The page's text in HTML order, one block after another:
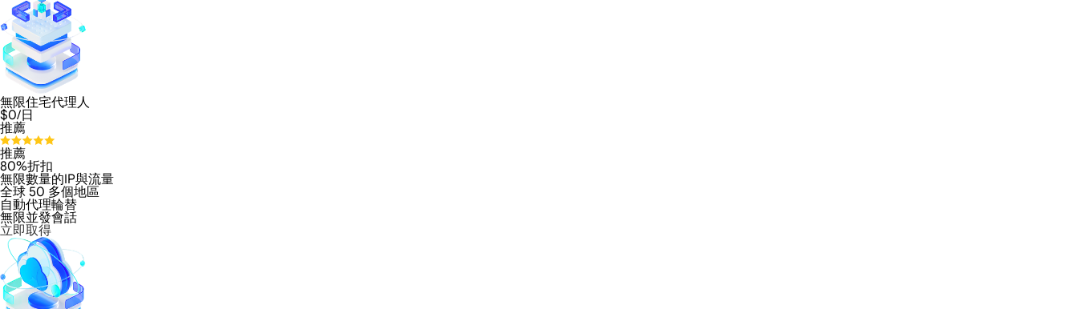
無限住宅代理人
$0/日
推薦
推薦
80%折扣
無限數量的IP與流量
全球 50 多個地區
自動代理輪替
無限並發會話
立即取得